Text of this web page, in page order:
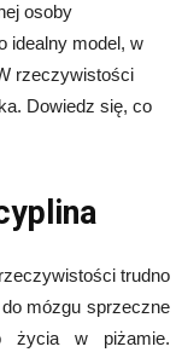
osoby
idealny model, w
rzeczywistości
Dowiedz się, co
trudno
mózgu sprzeczne
życia w piżamie.